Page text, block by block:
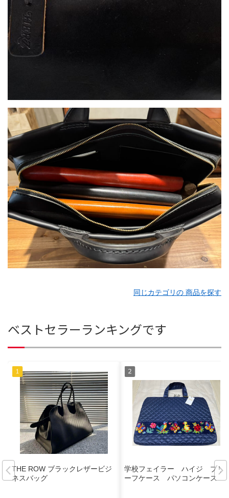
同じカテゴリの 商品を探す
ベストセラーランキングです
THE ROW ブラックレザービジ
ネスバッグ
学校フェイラー ハイジ ブリ
ーフケース パソコンケース